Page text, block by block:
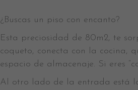
¿Buscas un piso con encanto?
Esta preciosidad de 80m2, te
coqueto, conecta con la cocina,
espacio de almacenaje. Si eres
Al otro lado de la entrada está